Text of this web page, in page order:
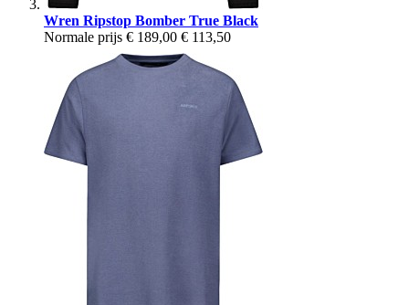
Wren Ripstop Bomber True Black
Normale prijs € 189,00 € 113,50